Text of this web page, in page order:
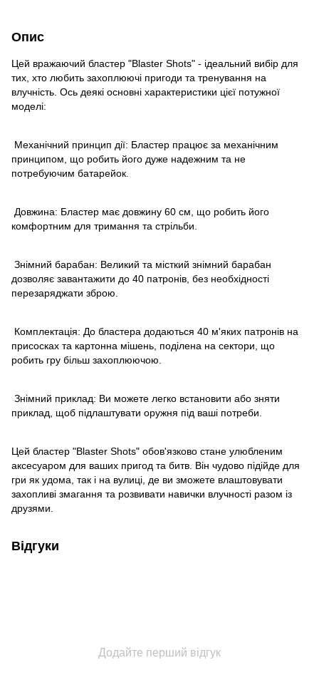
Опис
Цей вражаючий бластер "Blaster Shots" - ідеальний вибір для
тих, хто любить захоплюючі пригоди та тренування на
влучність. Ось деякі основні характеристики цієї потужної
моделі:
Механічний принцип дії: Бластер працює за механічним
принципом, що робить його дуже надежним та не
потребуючим батарейок.
Довжина: Бластер має довжину 60 см, що робить його
комфортним для тримання та стрільби.
Знімний барабан: Великий та місткий знімний барабан
дозволяє завантажити до 40 патронів, без необхідності
перезаряджати зброю.
Комплектація: До бластера додаються 40 м'яких патронів на
присосках та картонна мішень, поділена на сектори, що
робить гру більш захоплюючою.
Знімний приклад: Ви можете легко встановити або зняти
приклад, щоб підлаштувати оружня під ваші потреби.
Цей бластер "Blaster Shots" обов'язково стане улюбленим
аксесуаром для ваших пригод та битв. Він чудово підійде для
гри як удома, так і на вулиці, де ви зможете влаштовувати
захопливі змагання та розвивати навички влучності разом із
друзями.
Відгуки
Додайте перший відгук